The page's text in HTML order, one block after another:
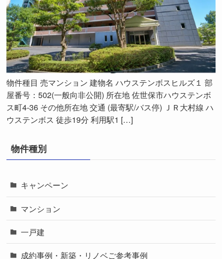
物件種目 売マンション 建物名 ハウステンボスヒルズ１ 部
屋番号：502(一般向非公開) 所在地 佐世保市ハウステンボ
ス町4-36 その他所在地 交通 (最寄駅/バス停) ＪＲ大村線 ハ
ウステンボス 徒歩19分 利用駅1 […]
物件種別
キャンペーン
マンション
一戸建
成約事例・新築・リノベご参考事例